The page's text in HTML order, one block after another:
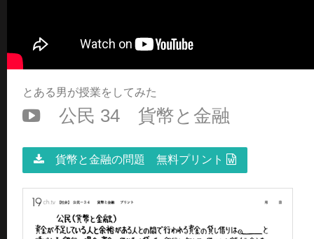
とある男が授業をしてみた
公民 34 貨幣と金融
貨幣と金融の問題 無料プリント